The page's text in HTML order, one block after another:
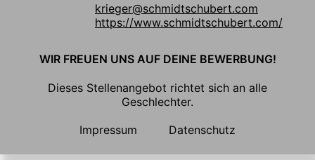
krieger@schmidtschubert.com
https://www.schmidtschubert.com/
WIR FREUEN UNS AUF DEINE BEWERBUNG!
Dieses Stellenangebot richtet sich an alle
Geschlechter.
Impressum
Datenschutz